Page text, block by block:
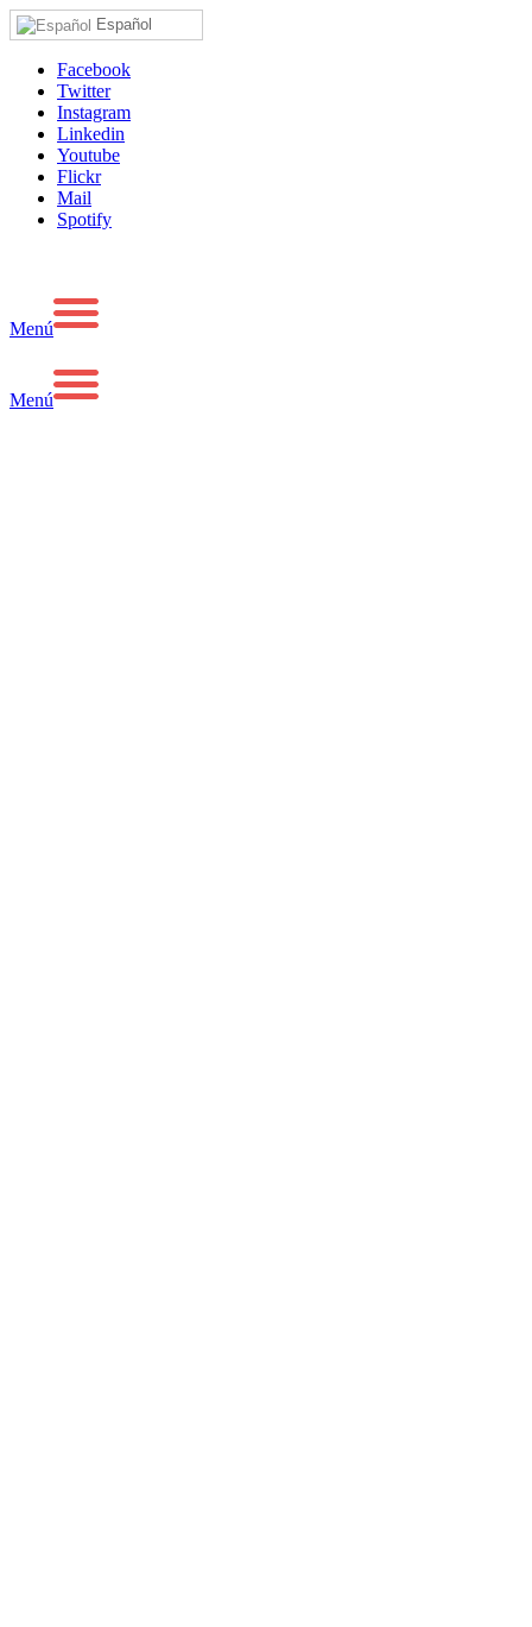
Español
Facebook
Twitter
Instagram
Linkedin
Youtube
Flickr
Mail
Spotify
Menú
Menú